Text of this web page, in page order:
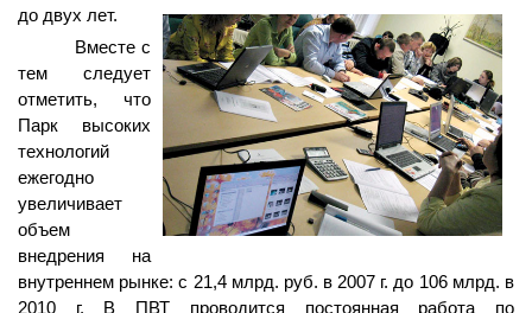
до двух лет.
Вместе с
тем следует
отметить, что
Парк высоких
технологий
ежегодно
увеличивает
объем
внедрения на
внутреннем рынке: с 21,4 млрд. руб. в 2007 г. до 106 млрд. в
2010 г. В ПВТ проводится постоянная работа по